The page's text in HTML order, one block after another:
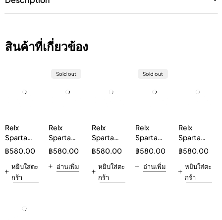
สินค้าที่เกี่ยวข้อง
Relx
Sparta
20000
Strawberry
฿580.00
หยิบใส่ตะ
กร้า
Sold out
Relx
Sparta
20000
Mint
฿580.00
อ่านเพิ่ม
Relx
Sparta
20000
฿580.00
หยิบใส่ตะ
กร้า
Sold out
Relx
Sparta
20000
Gummy
฿580.00
อ่านเพิ่ม
Relx
Sparta
20000
฿580.00
หยิบใส่ตะ
กร้า